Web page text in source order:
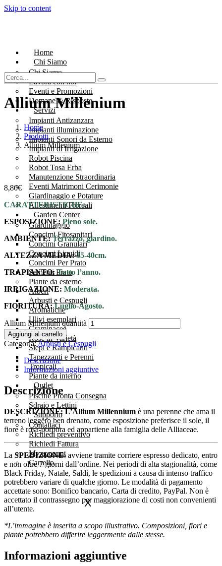
Skip to content
Home
Chi Siamo
Chi Siamo
Lavora con noi
Eventi e Promozioni
Domane & Risposte
Servizi
Impianti Antizanzara
Impianti illuminazione
Impianti Sonori da Esterno
Impianti di Irrigazione
Robot Piscina
Robot Tosa Erba
Manutenzione Straordinaria
Eventi Matrimoni Cerimonie
Giardinaggio e Potature
Allestimenti Floreali
Garden Center
Giardinaggio
Concimi Fitosanitari
Concimi Granulari
Concimi Liquidi
Concimi Per Prato
Sementi Prato
Piante da esterno
Alberi
Arbusti e Cespugli
Aromatiche
Ulivi esemplari
Graminacee
Rose in Varietà
Siepi e Rampicanti
Tapezzanti e Perenni
Tropicali
Piante da interno
Outlet
Piscine Pronta Consegna
Sdraio e Lettini
Supporto
Contattaci
Richiedi preventivo
Richiedi Fattura
My account
Carrello
X
Allium Millenium
Home
Prodotti
Allium Millenium
8,80€
CARATTERISTICHE:
ESPOSIZIONE: Pieno sole.
AMBIENTE:Terrazzo, giardino.
ALTEZZA MEDIA:35-40cm.
TRAPIANTO:Tutto l’anno.
IRRIGAZIONE: Moderata.
FIORITURA:Luglio-Agosto.
Allium Millenium quantità
Aggiungi al carrello
Categoria:Arbusti e Cespugli
Descrizione
Informazioni aggiuntive
Descrizione
DESCRIZIONE: L’Allium Millennium è una perenne che ama il
terreno leggero ben drenato, come esposizione preferisce il sole, il
fiore è rosa-porpora ed appartiene alla famiglia delle Alliaceae.
La SPEDIZIONE: avviene tramite corriere espresso dedicato, entro
e non oltre 7 giorni dall’ordine. Nei periodi di alta stagionalità, come
Black Friday, Natale, Saldi, le spedizioni a causa di intenso traffico
potrebbero variare di qualche giorno. Le modalità di pagamento
accettate sono: Bonifico bancario, Carta di credito, PayPal. Non è
accettato il contrassegno per maggiorazione di costi non convenienti
all’utente.
*L’immagine è inserita a scopo illustrativo. Composizioni, fiori e
piante potrebbero differire leggermente dalle stesse.
Informazioni aggiuntive